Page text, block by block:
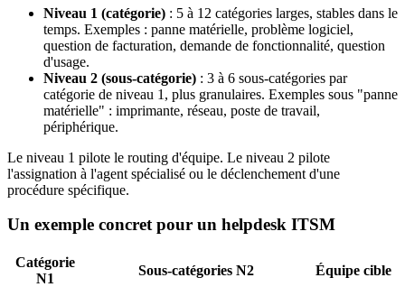
Niveau 1 (catégorie) : 5 à 12 catégories larges, stables dans le
temps. Exemples : panne matérielle, problème logiciel,
question de facturation, demande de fonctionnalité, question
d'usage.
Niveau 2 (sous-catégorie) : 3 à 6 sous-catégories par
catégorie de niveau 1, plus granulaires. Exemples sous "panne
matérielle" : imprimante, réseau, poste de travail,
périphérique.
Le niveau 1 pilote le routing d'équipe. Le niveau 2 pilote
l'assignation à l'agent spécialisé ou le déclenchement d'une
procédure spécifique.
Un exemple concret pour un helpdesk ITSM
Catégorie
N1
Sous-catégories N2
Équipe cible